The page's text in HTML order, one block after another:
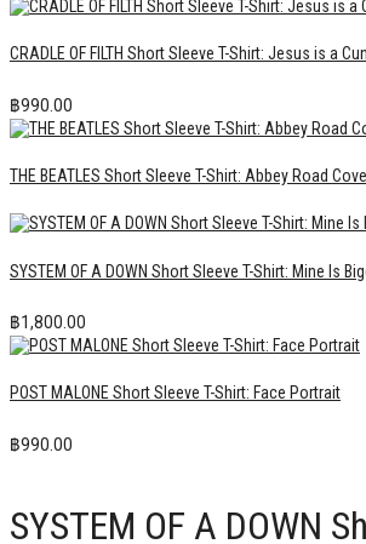
CRADLE OF FILTH Short Sleeve T-Shirt: Jesus is a
฿990.00
THE BEATLES Short Sleeve T-Shirt: Abbey Road
SYSTEM OF A DOWN Short Sleeve T-Shirt: Mine Is
฿1,800.00
POST MALONE Short Sleeve T-Shirt: Face Portrait
฿990.00
SYSTEM OF A DOWN